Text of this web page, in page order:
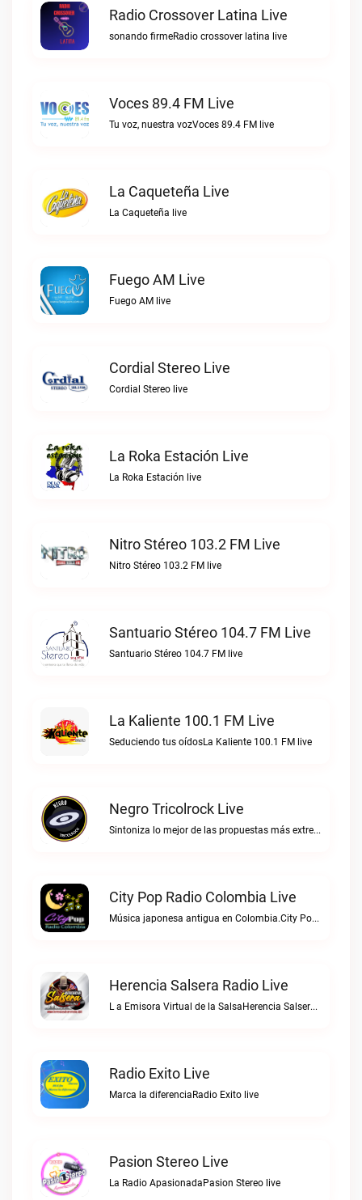
Radio Crossover Latina Live
sonando firmeRadio crossover latina live
Voces 89.4 FM Live
Tu voz, nuestra vozVoces 89.4 FM live
La Caqueteña Live
La Caqueteña live
Fuego AM Live
Fuego AM live
Cordial Stereo Live
Cordial Stereo live
La Roka Estación Live
La Roka Estación live
Nitro Stéreo 103.2 FM Live
Nitro Stéreo 103.2 FM live
Santuario Stéreo 104.7 FM Live
Santuario Stéreo 104.7 FM live
La Kaliente 100.1 FM Live
Seduciendo tus oídosLa Kaliente 100.1 FM live
Negro Tricolrock Live
Sintoniza lo mejor de las propuestas más extremas y virtuosas del metal colombianoNegro Tricolrock live
City Pop Radio Colombia Live
Música japonesa antigua en Colombia.City Pop Radio Colombia live
Herencia Salsera Radio Live
L a Emisora Virtual de la SalsaHerencia Salsera Radio live
Radio Exito Live
Marca la diferenciaRadio Exito live
Pasion Stereo Live
La Radio ApasionadaPasion Stereo live